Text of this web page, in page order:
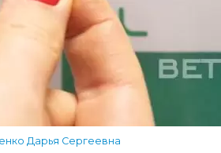
Дарья Сергеевна